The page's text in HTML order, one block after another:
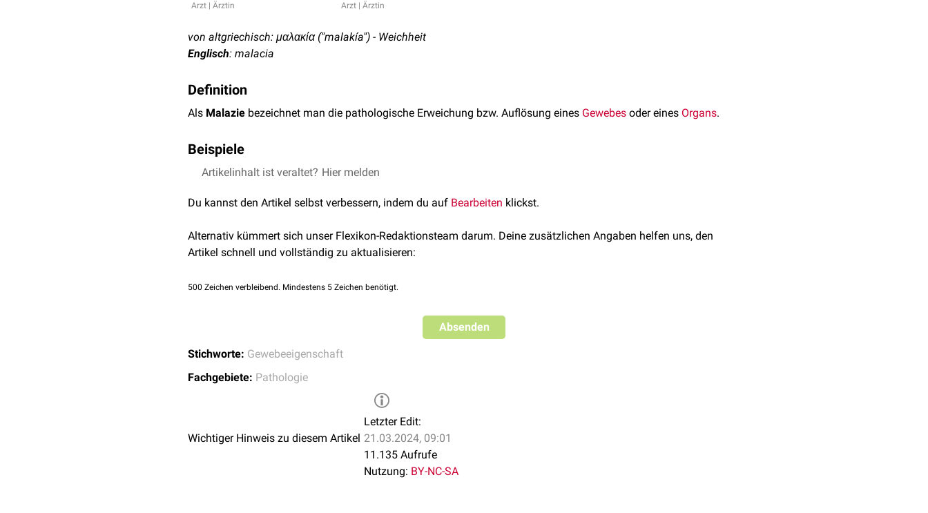
Arzt | Ärztin Arzt | Ärztin
von altgriechisch: μαλακία ("malakía") - Weichheit
Englisch: malacia
Definition
Als Malazie bezeichnet man die pathologische Erweichung bzw. Auflösung eines Gewebes oder eines Organs.
Beispiele
Osteomalazie
Tracheomalazie
Laryngomalazie
Keratomalazie
Artikelinhalt ist veraltet? Hier melden
Du kannst den Artikel selbst verbessern, indem du auf Bearbeiten klickst.
Alternativ kümmert sich unser Flexikon-Redaktionsteam darum. Deine zusätzlichen Angaben helfen uns, den
Artikel schnell und vollständig zu aktualisieren:
500 Zeichen verbleibend. Mindestens 5 Zeichen benötigt.
Absenden
Stichworte: Gewebeeigenschaft
Fachgebiete: Pathologie
Wichtiger Hinweis zu diesem Artikel
Letzter Edit:
21.03.2024, 09:01
11.135 Aufrufe
Nutzung: BY-NC-SA